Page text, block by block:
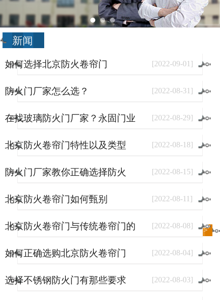
新闻
如何选择北京防火卷帘门 [2022-09-01 ]
防火门厂家怎么选？ [2022-08-31 ]
在找玻璃防火门厂家？永固门业
了解一下。
[2022-08-29]
北京防火卷帘门特性以及类型 [2022-08-18]
防火门厂家教你正确选择防火
门？
[2022-08-15]
北京防火卷帘门如何甄别 [2022-08-11 ]
北京防火卷帘门与传统卷帘门的
区别
[2022-08-08]
如何正确选购北京防火卷帘门 [2022-08-04]
选择不锈钢防火门有那些要求 [2022-08-03]
进入新闻 频道>>